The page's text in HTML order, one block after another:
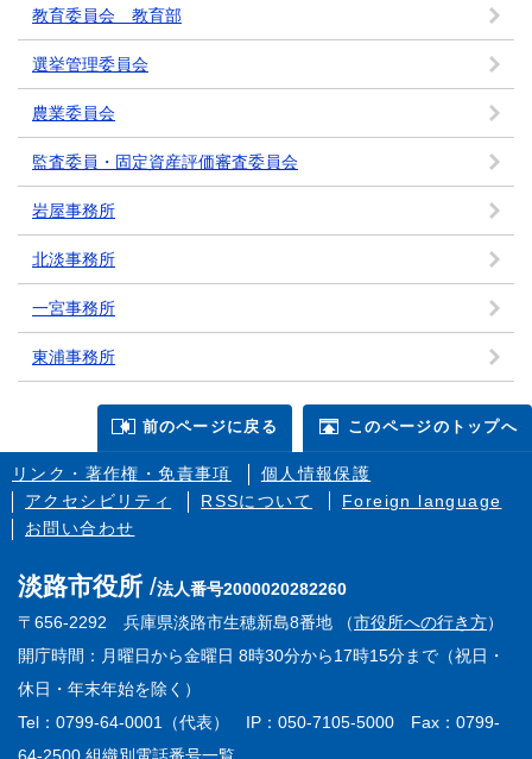
教育委員会 教育部
選挙管理委員会
農業委員会
監査委員・固定資産評価審査委員会
岩屋事務所
北淡事務所
一宮事務所
東浦事務所
前のページに戻る このページのトップへ
リンク・著作権・免責事項
個人情報保護
アクセシビリティ
RSSについて
Foreign language
お問い合わせ
淡路市役所
法人番号2000020282260
〒656-2292 兵庫県淡路市生穂新島8番地 （市役所への行き方）
開庁時間：月曜日から金曜日 8時30分から17時15分まで（祝日・
休日・年末年始を除く）
Tel：0799-64-0001（代表） IP：050-7105-5000 Fax：0799-